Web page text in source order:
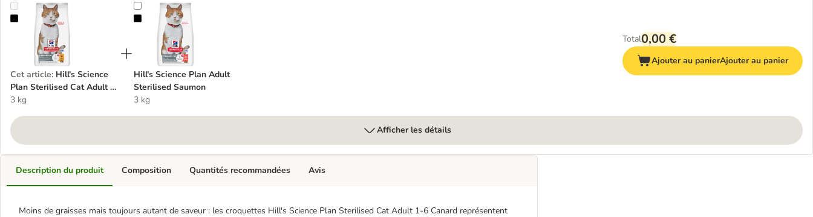
Hill's Science Plan Sterilised Cat Adult 1-6 poulet
Cet article: Hill's Science
Plan Sterilised Cat Adult 1-
6 poulet
3 kg
Hill's Science Plan Adult Sterilised Saumon
Hill's Science Plan Adult
Sterilised Saumon
3 kg
Total0,00 €
Ajouter au panierAjouter au panier
Afficher les détails
Description du produit
Moins de graisses mais toujours autant de saveur : les croquettes Hill's Science Plan Sterilised Cat Adult 1-6 Canard représentent
Composition Quantités recommandées Avis